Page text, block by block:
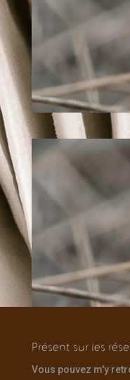
Présent sur les
Vous pouvez m'y